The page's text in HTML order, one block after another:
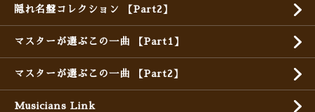
隠れ名盤コレクション 【Part2】
マスターが選ぶこの一曲 【Part1】
マスターが選ぶこの一曲 【Part2】
Musicians Link